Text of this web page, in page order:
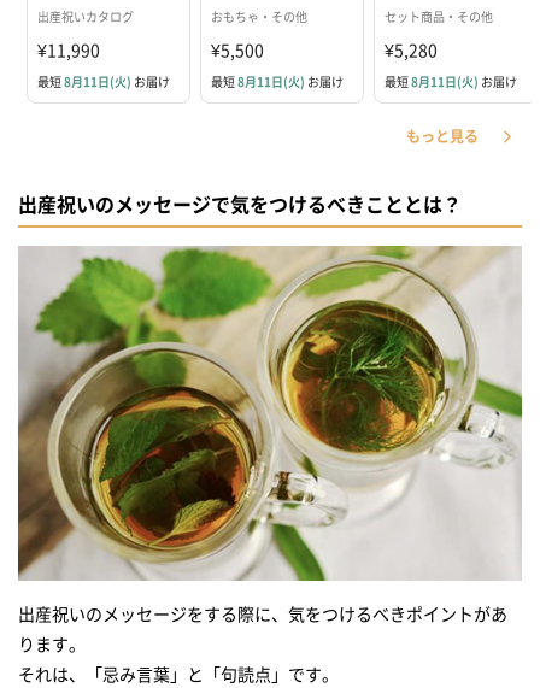
出産祝いが遅れた時のメッセージ 文例3
【仕事関係者へ】仕事での知り合いにかしこまって贈る出産祝いの
言葉
仕事関係者への少し堅いメッセージ文例3
なる！
英語の出産祝いメッセージ 文例1
英語の出産祝いメッセージ 文例2
英語の出産祝いメッセージ 文例3
【フランス語のメッセージ】フランス語でかっこよくメッセージを
贈ろう！
フランス語の出産祝いメッセージ 文例1
フランス語の出産祝いメッセージ 文例2
フランス語の出産祝いメッセージ 文例3
タンプのメッセージカードを添えて出産祝いを贈りませんか？
出産祝いのメッセージカードを手作りしたい方はコチラ！
出産祝いカタログ
¥11,990
最短8月11日(火) お届け
おもちゃ・その他
¥5,500
最短8月11日(火) お届け
オイル］
セット商品・その他
¥5,280
最短8月11日(火) お届け
もっと見る
出産祝いのメッセージで気をつけるべきこととは？
出産祝いのメッセージをする際に、気をつけるべきポイントがあ
ります。
それは、「忌み言葉」と「句読点」です。